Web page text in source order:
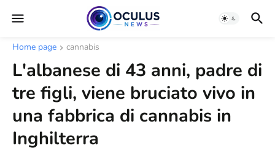
Home page cannabis
L'albanese di 43 anni, padre di
tre figli, viene bruciato vivo in
una fabbrica di cannabis in
Inghilterra